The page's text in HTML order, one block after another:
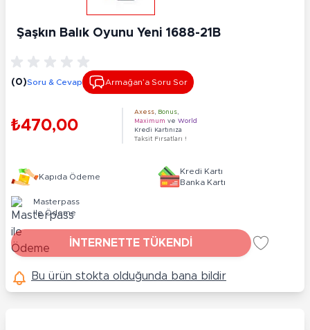
Şaşkın Balık Oyunu Yeni 1688-21B
(0)Soru & Cevap Armağan’a Soru Sor
₺470,00
Axess Bonus
Maximum ve World
Kredi Kartınıza
Taksit Fırsatları !
Kapıda Ödeme
Kredi Kartı
Banka Kartı
Masterpass
ile Ödeme
İNTERNETTE TÜKENDİ
Bu ürün stokta olduğunda bana bildir